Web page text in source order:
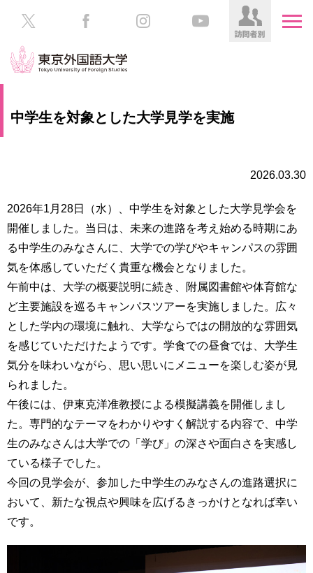
部・
大
学
院
／
教
研
究
社
連
携
入
試
情
報
験
学
生
の
保
護
の
方
卒
生
の
方
般・
地
域
方
中学生を対象とした大学見学を実施
2026.03.30
2026年1月28日（水）、中学生を対象とした大学見学会を
開催しました。当日は、未来の進路を考え始める時期にあ
る中学生のみなさんに、大学での学びやキャンパスの雰囲
気を体感していただく貴重な機会となりました。
午前中は、大学の概要説明に続き、附属図書館や体育館な
ど主要施設を巡るキャンパスツアーを実施しました。広々
とした学内の環境に触れ、大学ならではの開放的な雰囲気
を感じていただけたようです。学食での昼食では、大学生
気分を味わいながら、思い思いにメニューを楽しむ姿が見
られました。
午後には、伊東克洋准教授による模擬講義を開催しまし
た。専門的なテーマをわかりやすく解説する内容で、中学
生のみなさんは大学での「学び」の深さや面白さを実感し
ている様子でした。
今回の見学会が、参加した中学生のみなさんの進路選択に
おいて、新たな視点や興味を広げるきっかけとなれば幸い
です。